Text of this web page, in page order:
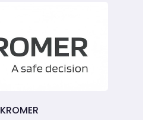
KROMER